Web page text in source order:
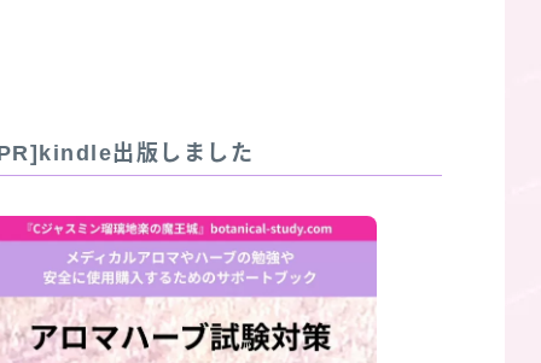
出版しました